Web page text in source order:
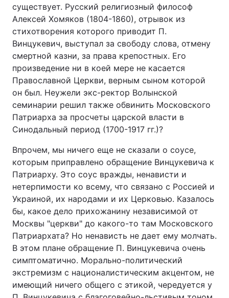
существует. Русский религиозный философ
Алексей Хомяков (1804-1860), отрывок из
стихотворения которого приводит П.
Винцукевич, выступал за свободу слова, отмену
смертной казни, за права крепостных. Его
произведение ни в коей мере не касается
Православной Церкви, верным сыном которой
он был. Неужели экс-ректор Волынской
семинарии решил также обвинить Московского
Патриарха за просчеты царской власти в
Синодальный период (1700-1917 гг.)?
Впрочем, мы ничего еще не сказали о соусе,
которым приправлено обращение Винцукевича к
Патриарху. Это соус вражды, ненависти и
нетерпимости ко всему, что связано с Россией и
Украиной, их народами и их Церковью. Казалось
бы, какое дело прихожанину независимой от
Москвы "церкви" до какого-то там Московского
Патриархата? Но ненависть не дает ему молчать.
В этом плане обращение П. Винцукевича очень
симптоматично. Морально-политический
экстремизм с националистическим акцентом, не
имеющий ничего общего с этикой, чередуется у